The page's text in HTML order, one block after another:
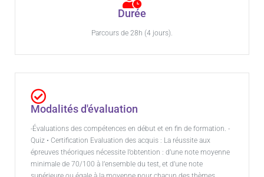
Durée
Parcours de 28h (4 jours).
Modalités d'évaluation
-Évaluations des compétences en début et en fin de formation. -
Quiz •⁠ ⁠Certification Evaluation des acquis : La réussite aux
épreuves théoriques nécessite l’obtention : d’une note moyenne
minimale de 70/100 à l’ensemble du test, et d’une note